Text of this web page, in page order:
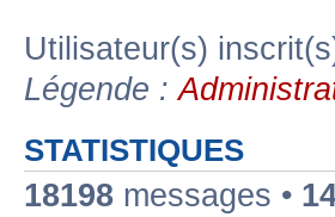
Utilisateur(s)
Légende :
STATISTIQUES
18198 messages •